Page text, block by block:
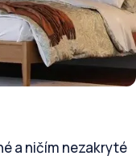
a ničím nezakryté